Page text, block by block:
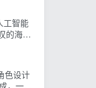
工智能
的海报
色设计